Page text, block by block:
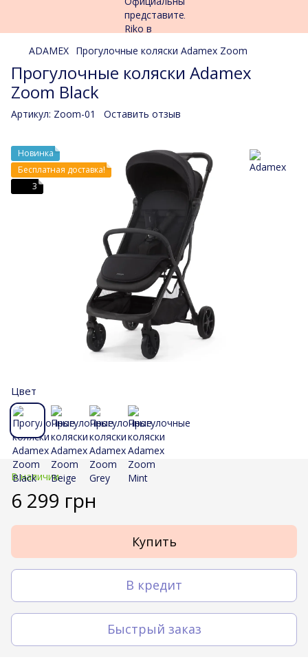
ADAMEX Прогулочные коляски Adamex Zoom
Прогулочные коляски Adamex
Zoom Black
Артикул: Zoom-01 Оставить отзыв
Новинка
Бесплатная доставка!
3
Цвет
В наличии
6 299 грн
Купить
В кредит
Быстрый заказ